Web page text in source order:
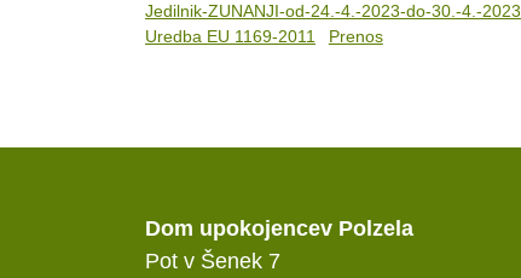
Jedilnik-ZUNANJI-od-24.-4.-2023-do-30.-4.-2023
Uredba EU 1169-2011
Prenos
Dom upokojencev Polzela
Pot v Šenek 7